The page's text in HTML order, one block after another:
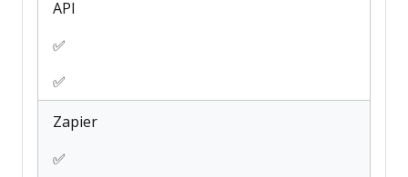
API
✅
✅
Zapier
✅